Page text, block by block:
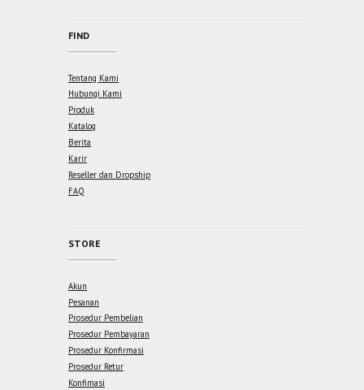
FIND
Tentang Kami
Hubungi Kami
Produk
Katalog
Berita
Karir
Reseller dan Dropship
FAQ
STORE
Akun
Pesanan
Prosedur Pembelian
Prosedur Pembayaran
Prosedur Konfirmasi
Prosedur Retur
Konfimasi